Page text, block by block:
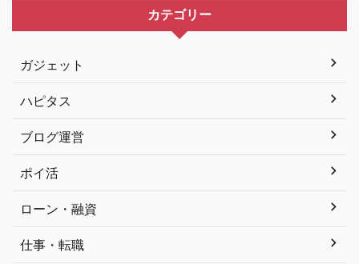
カテゴリー
ガジェット
ハピタス
ブログ運営
ポイ活
ローン・融資
仕事・転職